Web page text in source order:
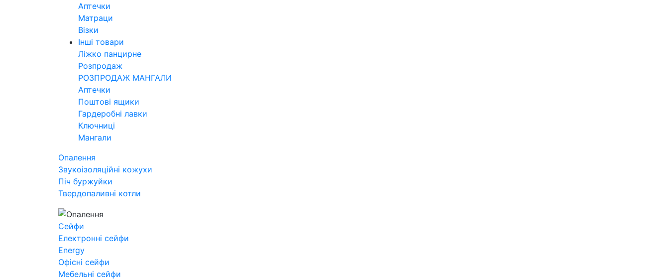
Аптечки
Матраци
Візки
Інші товари
Ліжко панцирне
Розпродаж
РОЗПРОДАЖ МАНГАЛИ
Аптечки
Поштові ящики
Гардеробні лавки
Ключниці
Мангали
Опалення
Звукоізоляційні кожухи
Піч буржуйки
Твердопаливні котли
Сейфи
Електронні сейфи
Energy
Офісні сейфи
Мебельні сейфи